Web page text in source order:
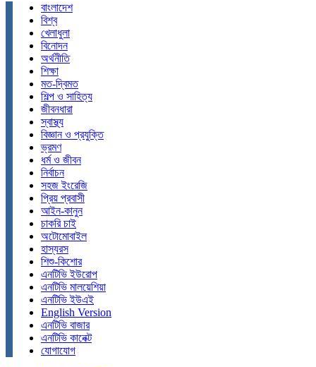
বাংলাদেশ
বিশ্ব
খেলাধুলা
বিনোদন
অর্থনীতি
শিক্ষা
মত-দ্বিমত
শিল্প ও সাহিত্য
জীবনধারা
স্বাস্থ্য
বিজ্ঞান ও প্রযুক্তি
ভ্রমণ
ধর্ম ও জীবন
নির্বাচন
সহজ ইংরেজি
প্রিয় প্রবাসী
আইন-কানুন
চাকরি চাই
অটোমোবাইল
হাস্যরস
শিশু-কিশোর
এনটিভি ইউরোপ
এনটিভি মালয়েশিয়া
এনটিভি ইউএই
English Version
এনটিভি বাজার
এনটিভি কানেক্ট
যোগাযোগ